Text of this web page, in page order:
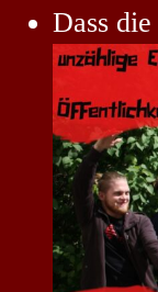
Dass die